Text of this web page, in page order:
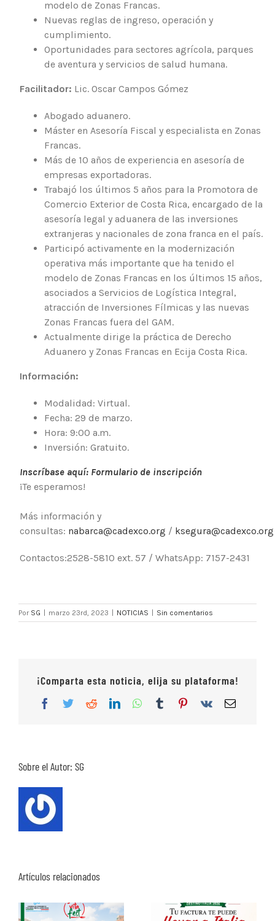
modelo de Zonas Francas.
Nuevas reglas de ingreso, operación y
cumplimiento.
Oportunidades para sectores agrícola, parques
de aventura y servicios de salud humana.
Facilitador: Lic. Oscar Campos Gómez
Abogado aduanero.
Máster en Asesoría Fiscal y especialista en Zonas
Francas.
Más de 10 años de experiencia en asesoría de
empresas exportadoras.
Trabajó los últimos 5 años para la Promotora de
Comercio Exterior de Costa Rica, encargado de la
asesoría legal y aduanera de las inversiones
extranjeras y nacionales de zona franca en el país.
Participó activamente en la modernización
operativa más importante que ha tenido el
modelo de Zonas Francas en los últimos 15 años,
asociados a Servicios de Logística Integral,
atracción de Inversiones Fílmicas y las nuevas
Zonas Francas fuera del GAM.
Actualmente dirige la práctica de Derecho
Aduanero y Zonas Francas en Ecija Costa Rica.
Información:
Modalidad: Virtual.
Fecha: 29 de marzo.
Hora: 9:00 a.m.
Inversión: Gratuito.
Inscríbase aquí: Formulario de inscripción
¡Te esperamos!
Más información y
consultas: nabarca@cadexco.org / ksegura@cadexco.org
Contactos:2528-5810 ext. 57 / WhatsApp: 7157-2431
Por SG marzo 23rd, 2023 NOTICIAS Sin comentarios
¡Comparta esta noticia, elija su plataforma!
Facebook
TwitterRedditLinkedInWhatsApp
TumblrPinterest
Vk
Correo
Sobre el Autor: SG
Artículos relacionados